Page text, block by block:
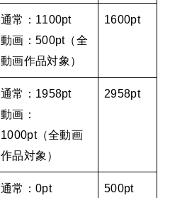
通常：1100pt
動画：500pt（全
動画作品対象）
1600pt
通常：1958pt
動画：
1000pt（全動画
作品対象）
2958pt
通常：0pt
500pt